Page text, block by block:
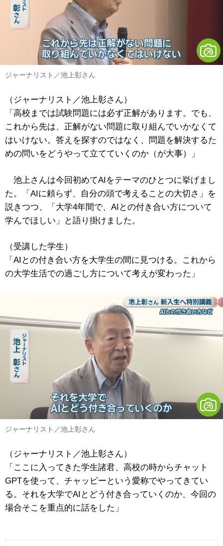
ジャーナリスト／池上彰さん
（ジャーナリスト／池上彰さん）
「高校までは試験問題には必ず正解があります。でも、
これから先は、正解がない問題に取り組んでいかなくて
はいけない。答えを探すのではなく、問題を解決するた
めの問いをどうやって立てていくのか（が大事）」
池上さんは今回初めてAIをテーマのひとつに挙げまし
た。「AIに頼らず、自分の頭で考えることの大切さ」を
説きつつ、「大学4年間で、AIとの付き合い方について
学んでほしい」と語り掛けました。
（受講した学生）
「AIとの付き合い方を大学生の間に見つける。これから
の大学生活での過ごし方について考えが変わった」
ジャーナリスト／池上彰さん
（ジャーナリスト／池上彰さん）
「ここに入ってきた学生諸君、高校の時からチャット
GPTを使って、チャッピーという愛称でやってきてい
る。それを大学でAIとどう付き合っていくのか、今回の
場合そこを重点的に話をした」